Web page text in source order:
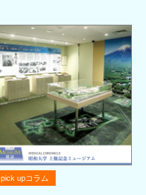
pick upコラム